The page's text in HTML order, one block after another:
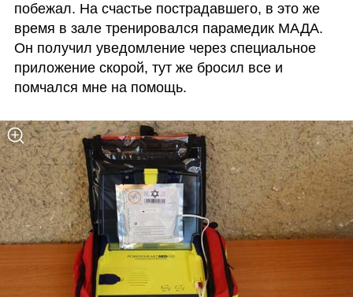
побежал. На счастье пострадавшего, в это же
время в зале тренировался парамедик МАДА.
Он получил уведомление через специальное
приложение скорой, тут же бросил все и
помчался мне на помощь.